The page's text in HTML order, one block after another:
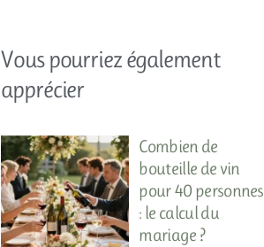
Vous pourriez également
apprécier
Combien de
bouteille de vin
pour 40 personnes
: le calcul du
mariage ?